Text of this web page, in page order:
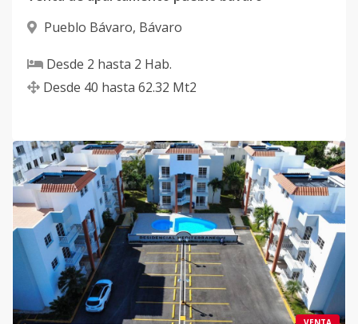
Pueblo Bávaro, Bávaro
Desde 2 hasta 2 Hab.
Desde 40 hasta 62.32 Mt2